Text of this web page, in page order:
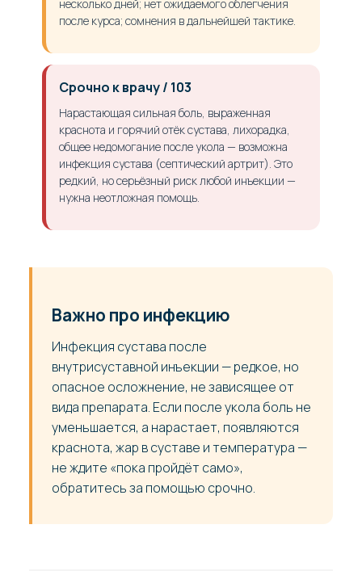
несколько дней; нет ожидаемого облегчения
после курса; сомнения в дальнейшей тактике.
Срочно к врачу / 103
Нарастающая сильная боль, выраженная
краснота и горячий отёк сустава, лихорадка,
общее недомогание после укола — возможна
инфекция сустава (септический артрит). Это
редкий, но серьёзный риск любой инъекции —
нужна неотложная помощь.
Важно про инфекцию
Инфекция сустава после
внутрисуставной инъекции — редкое, но
опасное осложнение, не зависящее от
вида препарата. Если после укола боль не
уменьшается, а нарастает, появляются
краснота, жар в суставе и температура —
не ждите «пока пройдёт само»,
обратитесь за помощью срочно.